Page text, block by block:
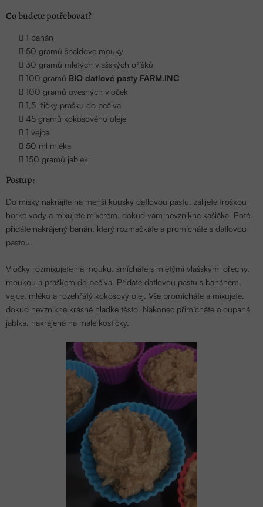
Co budete potřebovat?
1 banán
50 gramů špaldové mouky
30 gramů mletých vlašských oříšků
100 gramů BIO datlové pasty FARM.INC
100 gramů ovesných vloček
1,5 lžičky prášku do pečiva
45 gramů kokosového oleje
1 vejce
50 ml mléka
150 gramů jablek
Postup:
Do misky nakrájíte na menší kousky datlovou pastu, zalijete troškou
horké vody a mixujete mixérem, dokud vám nevznikne kašička. Poté
přidáte nakrájený banán, který rozmačkáte a promícháte s datlovou
pastou.
Vločky rozmixujete na mouku, smícháte s mletými vlašskými ořechy,
moukou a práškem do pečiva. Přidáte datlovou pastu s banánem,
vejce, mléko a rozehřátý kokosový olej. Vše promícháte a mixujete,
dokud nevznikne krásné hladké těsto. Nakonec přimícháte oloupaná
jablka, nakrájená na malé kostičky.